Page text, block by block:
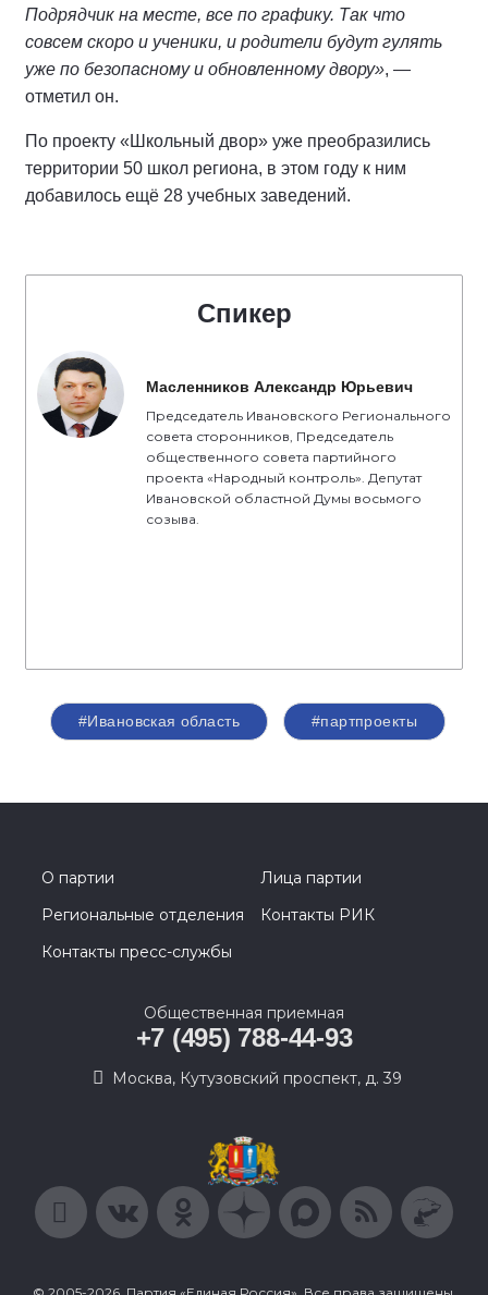
Подрядчик на месте, все по графику. Так что
совсем скоро и ученики, и родители будут гулять
уже по безопасному и обновленному двору», —
отметил он.
По проекту «Школьный двор» уже преобразились
территории 50 школ региона, в этом году к ним
добавилось ещё 28 учебных заведений.
Спикер
Масленников Александр Юрьевич
Председатель Ивановского Регионального
совета сторонников, Председатель
общественного совета партийного
проекта «Народный контроль». Депутат
Ивановской областной Думы восьмого
созыва.
#Ивановская область #партпроекты
О партии
Лица партии
Региональные отделения
Контакты РИК
Контакты пресс-службы
Общественная приемная
+7 (495) 788-44-93
Москва, Кутузовский проспект, д. 39
© 2005-2026, Партия «Единая Россия». Все права защищены.